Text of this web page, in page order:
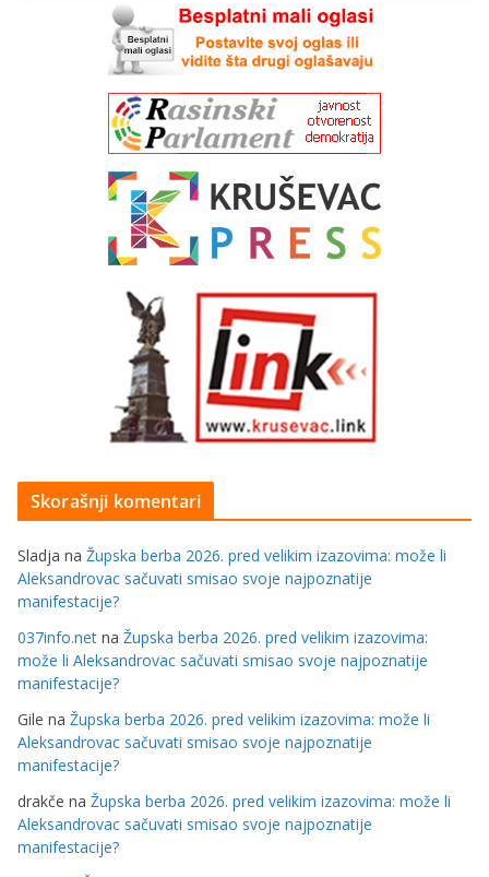
Skorašnji komentari
Sladja na Župska berba 2026. pred velikim izazovima: može li
Aleksandrovac sačuvati smisao svoje najpoznatije
manifestacije?
037info.net na Župska berba 2026. pred velikim izazovima:
može li Aleksandrovac sačuvati smisao svoje najpoznatije
manifestacije?
Gile na Župska berba 2026. pred velikim izazovima: može li
Aleksandrovac sačuvati smisao svoje najpoznatije
manifestacije?
drakče na Župska berba 2026. pred velikim izazovima: može li
Aleksandrovac sačuvati smisao svoje najpoznatije
manifestacije?